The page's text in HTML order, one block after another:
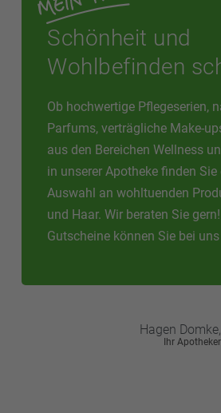
Schönheit und
Wohlbefinden
Ob hochwertige Pflegeserien,
Parfums, verträgliche Make-
aus den Bereichen Wellness
in unserer Apotheke finden
Auswahl an wohltuenden
und Haar. Wir beraten Sie
Gutscheine können Sie bei
Hagen Domke,
Ihr Apotheker